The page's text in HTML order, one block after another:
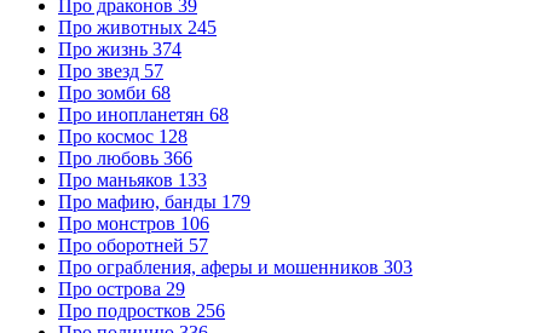
Про драконов 39
Про животных 245
Про жизнь 374
Про звезд 57
Про зомби 68
Про инопланетян 68
Про космос 128
Про любовь 366
Про маньяков 133
Про мафию, банды 179
Про монстров 106
Про оборотней 57
Про ограбления, аферы и мошенников 303
Про острова 29
Про подростков 256